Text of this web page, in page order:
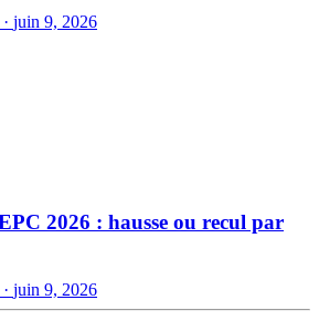
· juin 9, 2026
2026 : hausse ou recul par
· juin 9, 2026